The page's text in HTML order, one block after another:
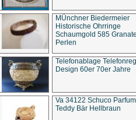
MÜnchner Biedermeier
Historische Ohrringe
Schaumgold 585
Perlen
Telefonablage
Design 60er 70er Jahre
Va 34122 Schuco
Teddy Bär Hellbraun